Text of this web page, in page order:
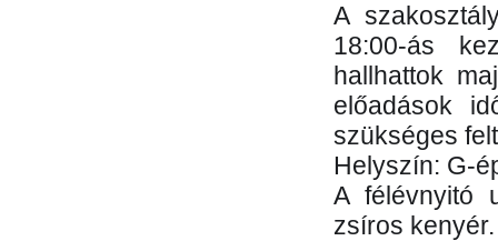
A
18:00-ás
hallhattok
előadások
szükséges
Helyszín: G-
A félévnyitó
zsíros kenyér.